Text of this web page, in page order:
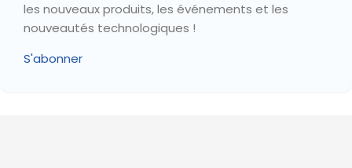
les nouveaux produits, les événements et les
nouveautés technologiques !
S'abonner